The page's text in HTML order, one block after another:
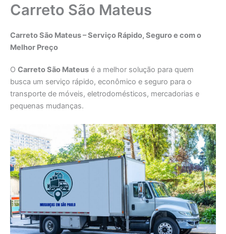
Carreto São Mateus
Carreto São Mateus – Serviço Rápido, Seguro e com o
Melhor Preço
O Carreto São Mateus é a melhor solução para quem
busca um serviço rápido, econômico e seguro para o
transporte de móveis, eletrodomésticos, mercadorias e
pequenas mudanças.